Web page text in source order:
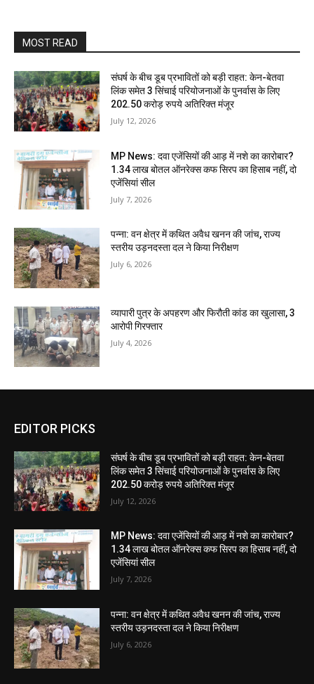
MOST READ
संघर्ष के बीच डूब प्रभावितों को बड़ी राहत: केन-बेतवा
लिंक समेत 3 सिंचाई परियोजनाओं के पुनर्वास के लिए
202.50 करोड़ रुपये अतिरिक्त मंजूर
July 12, 2026
MP News: दवा एजेंसियों की आड़ में नशे का कारोबार?
1.34 लाख बोतल ऑनरेक्स कफ सिरप का हिसाब नहीं, दो
एजेंसियां सील
July 7, 2026
पन्ना: वन क्षेत्र में कथित अवैध खनन की जांच, राज्य
स्तरीय उड़नदस्ता दल ने किया निरीक्षण
July 6, 2026
व्यापारी पुत्र के अपहरण और फिरौती कांड का खुलासा, 3
आरोपी गिरफ्तार
July 4, 2026
EDITOR PICKS
संघर्ष के बीच डूब प्रभावितों को बड़ी राहत: केन-बेतवा
लिंक समेत 3 सिंचाई परियोजनाओं के पुनर्वास के लिए
202.50 करोड़ रुपये अतिरिक्त मंजूर
July 12, 2026
MP News: दवा एजेंसियों की आड़ में नशे का कारोबार?
1.34 लाख बोतल ऑनरेक्स कफ सिरप का हिसाब नहीं, दो
एजेंसियां सील
July 7, 2026
पन्ना: वन क्षेत्र में कथित अवैध खनन की जांच, राज्य
स्तरीय उड़नदस्ता दल ने किया निरीक्षण
July 6, 2026